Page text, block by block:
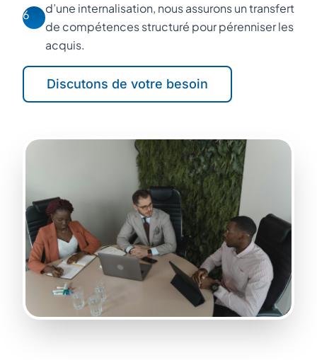
6
d’une internalisation, nous assurons un transfert
de compétences structuré pour pérenniser les
acquis.
Discutons de votre besoin